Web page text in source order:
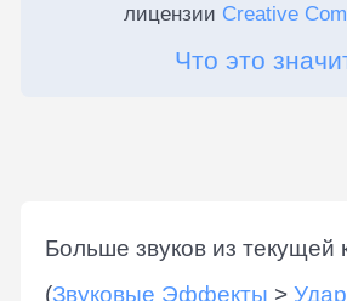
лицензии Creative
Что это
Больше звуков из текущей
(Звуковые Эффекты >